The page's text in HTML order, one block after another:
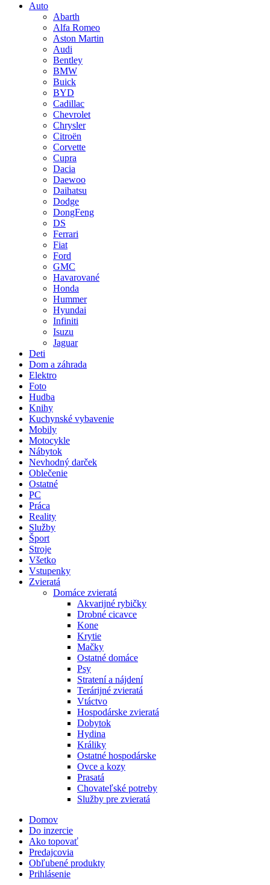
Auto
Abarth
Alfa Romeo
Aston Martin
Audi
Bentley
BMW
Buick
BYD
Cadillac
Chevrolet
Chrysler
Citroën
Corvette
Cupra
Dacia
Daewoo
Daihatsu
Dodge
DongFeng
DS
Ferrari
Fiat
Ford
GMC
Havarované
Honda
Hummer
Hyundai
Infiniti
Isuzu
Jaguar
Deti
Dom a záhrada
Elektro
Foto
Hudba
Knihy
Kuchynské vybavenie
Mobily
Motocykle
Nábytok
Nevhodný darček
Oblečenie
Ostatné
PC
Práca
Reality
Služby
Šport
Stroje
Všetko
Vstupenky
Zvieratá
Domáce zvieratá
Akvarijné rybičky
Drobné cicavce
Kone
Krytie
Mačky
Ostatné domáce
Psy
Stratení a nájdení
Terárijné zvieratá
Vtáctvo
Hospodárske zvieratá
Dobytok
Hydina
Králiky
Ostatné hospodárske
Ovce a kozy
Prasatá
Chovateľské potreby
Služby pre zvieratá
Domov
Do inzercie
Ako topovať
Predajcovia
Obľubené produkty
Prihlásenie